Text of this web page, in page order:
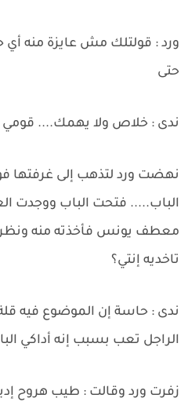
ورد : قولتلك مش عايزة منه أي
حتى
ندى : خلاص ولا يهمك.... قومي
نهضت ورد لتذهب إلى غرفتها
الباب..... فتحت الباب ووجدت
معطف يونس فأخذته منه
تاخديه إنتي؟
ندى : حاسة إن الموضوع فيه
الراجل تعب بسبب إنه أداكي
زفرت ورد وقالت : طيب هروح